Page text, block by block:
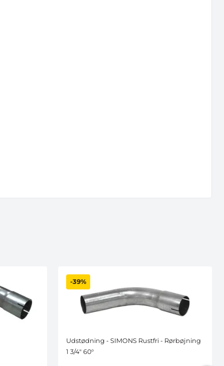
-39%
Udstødning - SIMONS Rustfri - Rørbøjning
1 3/4" 60°